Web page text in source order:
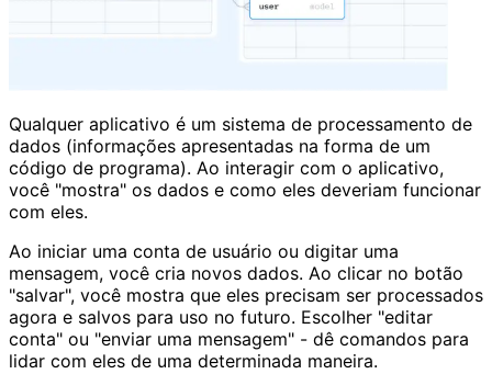
Qualquer aplicativo é um sistema de processamento de
dados (informações apresentadas na forma de um
código de programa). Ao interagir com o aplicativo,
você "mostra" os dados e como eles deveriam funcionar
com eles.
Ao iniciar uma conta de usuário ou digitar uma
mensagem, você cria novos dados. Ao clicar no botão
"salvar", você mostra que eles precisam ser processados
agora e salvos para uso no futuro. Escolher "editar
conta" ou "enviar uma mensagem" - dê comandos para
lidar com eles de uma determinada maneira.